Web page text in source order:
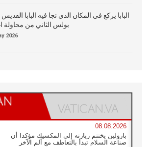
البابا يركع في المكان الذي نجا فيه البابا القديس
بولس الثاني من محاولة
2026
08.08.2026
بارولين يختتم زيارته إلى المكسيك مؤكدا أن
صناعة السلام تبدأ بالتعاطف مع ألم الآخر